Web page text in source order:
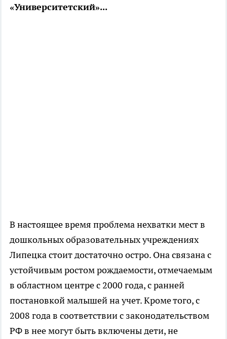
«Университетский»...
В настоящее время проблема нехватки мест в
дошкольных образовательных учреждениях
Липецка стоит достаточно остро. Она связана с
устойчивым ростом рождаемости, отмечаемым
в областном центре с 2000 года, с ранней
постановкой малышей на учет. Кроме того, с
2008 года в соответствии с законодательством
РФ в нее могут быть включены дети, не